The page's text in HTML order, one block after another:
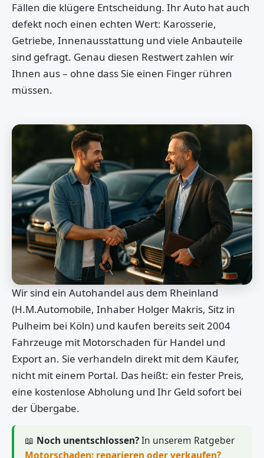
Fällen die klügere Entscheidung. Ihr Auto hat auch
defekt noch einen echten Wert: Karosserie,
Getriebe, Innenausstattung und viele Anbauteile
sind gefragt. Genau diesen Restwert zahlen wir
Ihnen aus – ohne dass Sie einen Finger rühren
müssen.
Wir sind ein Autohandel aus dem Rheinland
(H.M.Automobile, Inhaber Holger Makris, Sitz in
Pulheim bei Köln) und kaufen bereits seit 2004
Fahrzeuge mit Motorschaden für Handel und
Export an. Sie verhandeln direkt mit dem Käufer,
nicht mit einem Portal. Das heißt: ein fester Preis,
eine kostenlose Abholung und Ihr Geld sofort bei
der Übergabe.
📖 Noch unentschlossen?In unserem Ratgeber
Motorschaden: reparieren oder verkaufen?